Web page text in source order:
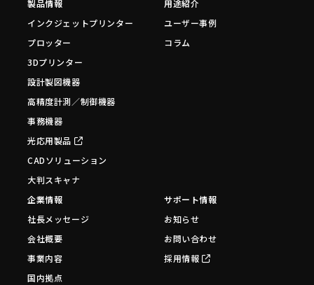
製品情報
インクジェットプリンター
プロッター
3Dプリンター
設計製図機器
高精度計測／制御機器
事務機器
光応用製品
CADソリューション
大判スキャナ
用途紹介
ユーザー事例
コラム
企業情報
社長メッセージ
会社概要
事業内容
国内拠点
サポート情報
お知らせ
お問い合わせ
採用情報